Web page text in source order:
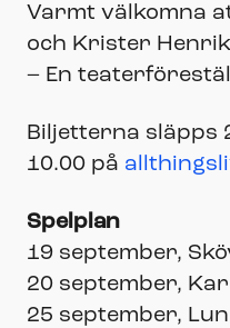
Varmt välkomna
och Krister
– En
Biljetterna släpps
10.00 på
Spelplan
19 september,
20 september,
25 september,